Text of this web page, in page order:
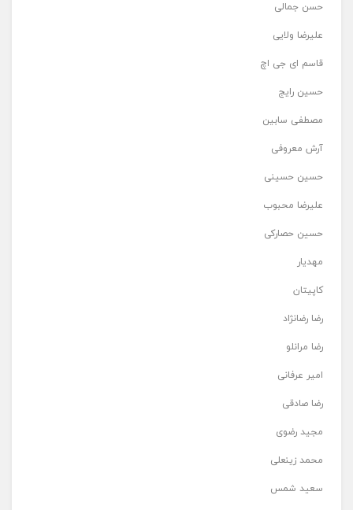
حسن جمالی
علیرضا ولایی
قاسم ای جی اچ
حسین رایج
مصطفی سابین
آرش معروفی
حسین حسینی
علیرضا محبوب
حسین حصارکی
مهدیار
کاپیتان
رضا رضانژاد
رضا مرانلو
امیر عرفانی
رضا صادقی
مجید رضوی
محمد زینعلی
سعید شمس